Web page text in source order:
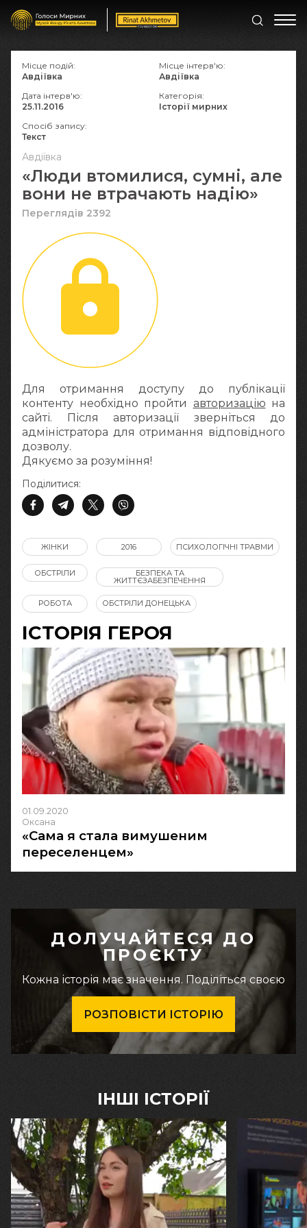
Авдіївка
«Люди втомилися, сумні, але
вони не втрачають надію»
Переглядів 2392
Для отримання доступу до публікації
контенту необхідно пройти авторизацію на
сайті. Після авторизації зверніться до
адміністратора для отримання відповідного
дозволу.
Дякуємо за розуміння!
Поділитися:
Місце подій:
Авдіївка
Місце інтерв'ю:
Авдіївка
Дата інтерв'ю:
25.11.2016
Категорія:
Історії мирних
Спосіб запису:
Текст
ЖІНКИ 2016 ПСИХОЛОГІЧНІ ТРАВМИ
ОБСТРІЛИ БЕЗПЕКА ТА
ЖИТТЄЗАБЕЗПЕЧЕННЯ
РОБОТА ОБСТРІЛИ ДОНЕЦЬКА
ІСТОРІЯ ГЕРОЯ
01.09.2020
Оксана
«Сама я стала вимушеним
переселенцем»
ДОЛУЧАЙТЕСЯ ДО
ПРОЄКТУ
Кожна історія має значення. Поділіться своєю
РОЗПОВІСТИ ІСТОРІЮ
ІНШІ ІСТОРІЇ